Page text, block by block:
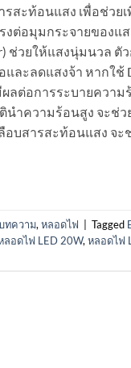
รสะท้อนแสง เพื่อช่ว
งต่อมุมกระจายของแ
ช่วยให้แสงนุ่มนวล
และลดแสงจ้า หากใ
ลต่อการระบายความ
ำความร้อนสูง จะช่ว
อบสารสะท้อนแสง จ
ทความ, หลอดไฟ | Tagged
ลอดไฟ LED 20W, หลอดไฟ